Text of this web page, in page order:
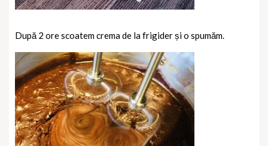
După 2 ore scoatem crema de la frigider și o spumăm.